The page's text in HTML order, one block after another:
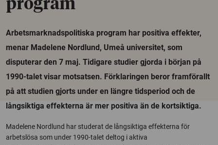
program
Arbetsmarknadspolitiska program har positiva effekter,
menar Madelene Nordlund, Umeå universitet, som
disputerar den 7 maj. Tidigare studier gjorda i början på
1990-talet visar motsatsen. Förklaringen beror framförallt
på att studien gjorts under en längre tidsperiod och de
långsiktiga effekterna är mer positiva än de kortsiktiga.
Madelene Nordlund har studerat de långsiktiga effekterna för
arbetslösa som under 1990-talet deltog i aktiva